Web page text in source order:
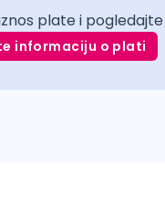
plate i
informaciju o plati